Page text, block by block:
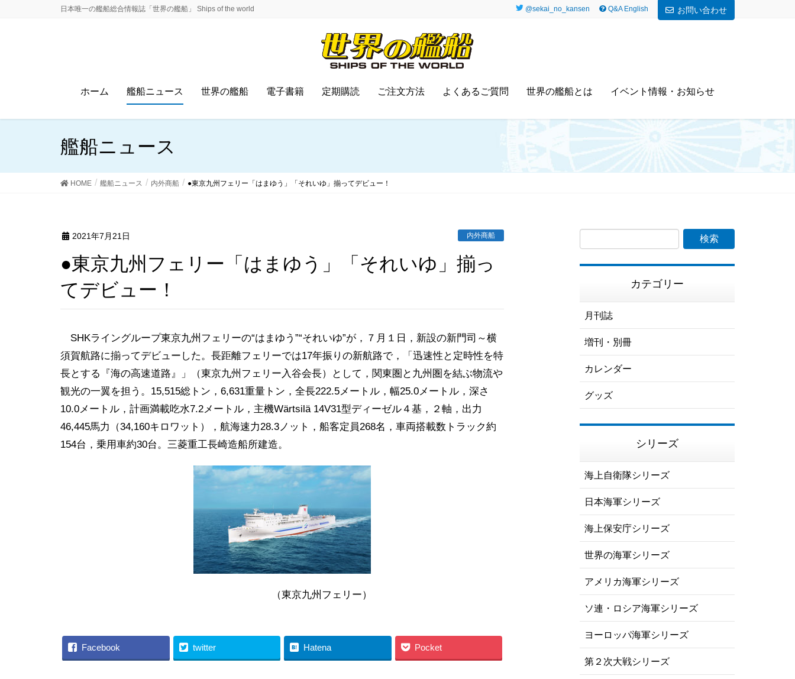
日本唯一の艦船総合情報誌「世界の艦船」 Ships of the world @sekai_no_kansen Q&A English お問い合わせ
ホーム 艦船ニュース 世界の艦船 電子書籍 定期購読 ご注文方法 よくあるご質問 世界の艦船とは イベント情報・お知らせ
艦船ニュース
HOME 艦船ニュース 内外商船 ●東京九州フェリー「はまゆう」「それいゆ」揃ってデビュー！
2021年7月21日 内外商船
●東京九州フェリー「はまゆう」「それいゆ」揃っ
てデビュー！
SHKライングループ東京九州フェリーの“はまゆう”“それいゆ”が，７月１日，新設の新門司～横
須賀航路に揃ってデビューした。長距離フェリーでは17年振りの新航路で，「迅速性と定時性を特
長とする『海の高速道路』」（東京九州フェリー入谷会長）として，関東圏と九州圏を結ぶ物流や
観光の一翼を担う。15,515総トン，6,631重量トン，全長222.5メートル，幅25.0メートル，深さ
10.0メートル，計画満載吃水7.2メートル，主機Wärtsilä 14V31型ディーゼル４基，２軸，出力
46,445馬力（34,160キロワット），航海速力28.3ノット，船客定員268名，車両搭載数トラック約
154台，乗用車約30台。三菱重工長崎造船所建造。
（東京九州フェリー）
Facebook twitter Hatena Pocket
カテゴリー
月刊誌
増刊・別冊
カレンダー
グッズ
シリーズ
海上自衛隊シリーズ
日本海軍シリーズ
海上保安庁シリーズ
世界の海軍シリーズ
アメリカ海軍シリーズ
ソ連・ロシア海軍シリーズ
ヨーロッパ海軍シリーズ
第２次大戦シリーズ